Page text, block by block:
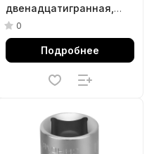
двенадцатигранная,
CrV, под квадрат 1/2,
хромированная Matrix
0
Подробнее